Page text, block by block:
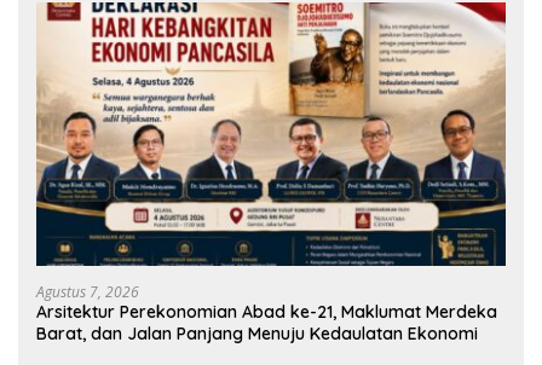
Agustus 7, 2026
Arsitektur Perekonomian Abad ke-21, Maklumat Merdeka
Barat, dan Jalan Panjang Menuju Kedaulatan Ekonomi